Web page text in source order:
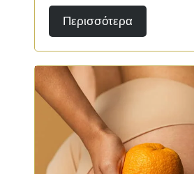
Περισσότερα